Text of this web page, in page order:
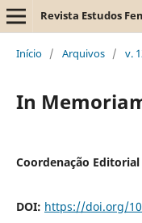
Revista Estudos
Início / Arquivos / v.
In
Coordenação Editorial
DOI: https://doi.org/